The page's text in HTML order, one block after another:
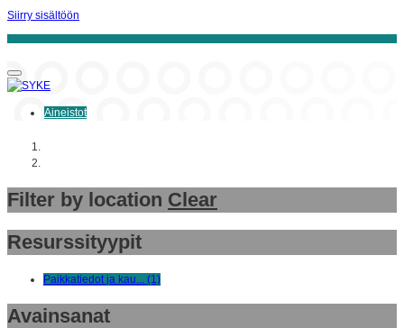
Siirry sisältöön
Aineistot
Filter by location Clear
Resurssityypit
Paikkatiedot ja kau... (1)
Avainsanat